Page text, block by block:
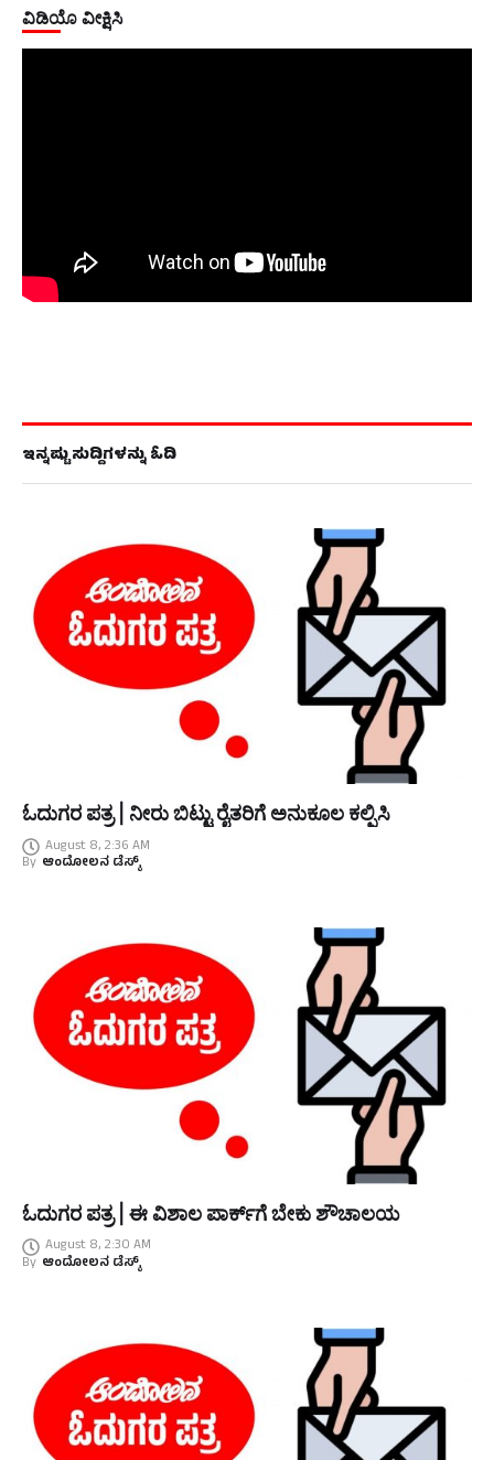
ವಿಡಿಯೊ ವೀಕ್ಷಿಸಿ
ಇನ್ನಷ್ಟು ಸುದ್ದಿಗಳನ್ನು ಓದಿ
ಓದುಗರ ಪತ್ರ | ನೀರು ಬಿಟ್ಟು ರೈತರಿಗೆ ಅನುಕೂಲ ಕಲ್ಪಿಸಿ
August 8, 2:36 AM
By ಆಂದೋಲನ ಡೆಸ್ಕ್
ಓದುಗರ ಪತ್ರ | ಈ ವಿಶಾಲ ಪಾರ್ಕ್‌ಗೆ ಬೇಕು ಶೌಚಾಲಯ
August 8, 2:30 AM
By ಆಂದೋಲನ ಡೆಸ್ಕ್